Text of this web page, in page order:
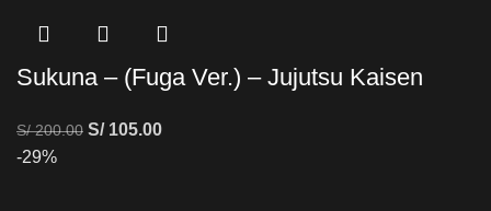
Sukuna – (Fuga Ver.) – Jujutsu Kaisen
S/200.00 S/105.00
-29%